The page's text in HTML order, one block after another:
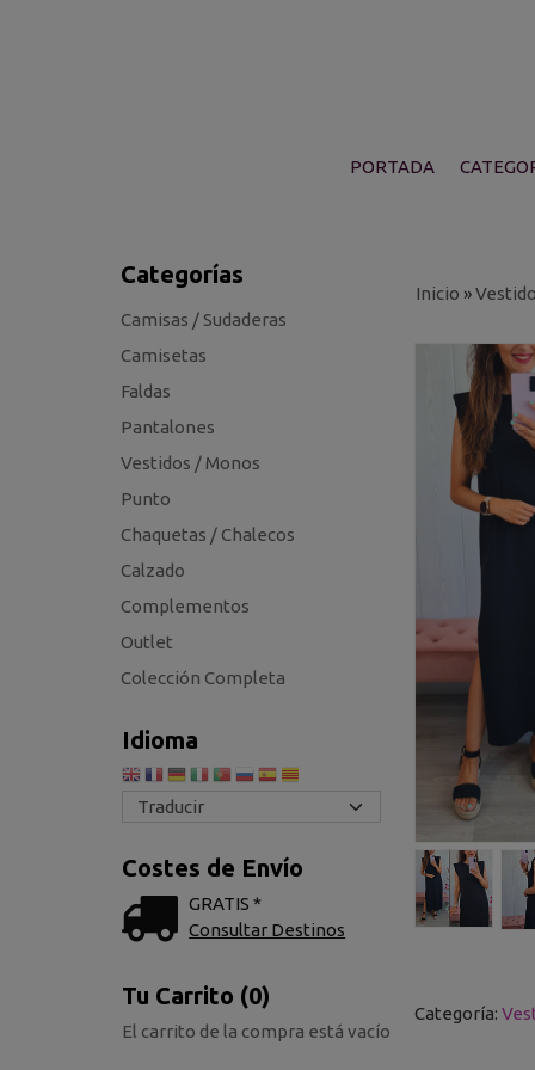
PORTADA
Categorías
Camisas / Sudaderas
Camisetas
Faldas
Pantalones
Vestidos / Monos
Punto
Chaquetas / Chalecos
Calzado
Complementos
Outlet
Colección Completa
Idioma
Costes de Envío
GRATIS *
Consultar Destinos
Tu Carrito (0)
El carrito de la compra está vacío
Inicio »
Categoría: